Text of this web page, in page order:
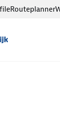
Routeplanner